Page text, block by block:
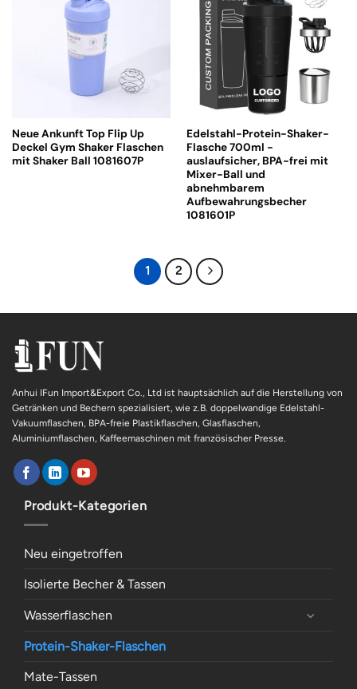
Neue Ankunft Top Flip Up
Deckel Gym Shaker Flaschen
mit Shaker Ball 1081607P
Edelstahl-Protein-Shaker-
Flasche 700ml -
auslaufsicher, BPA-frei mit
Mixer-Ball und
abnehmbarem
Aufbewahrungsbecher
1081601P
1 2
Anhui IFun Import&Export Co., Ltd ist hauptsächlich auf die Herstellung von
Getränken und Bechern spezialisiert, wie z.B. doppelwandige Edelstahl-
Vakuumflaschen, BPA-freie Plastikflaschen, Glasflaschen,
Aluminiumflaschen, Kaffeemaschinen mit französischer Presse.
Produkt-Kategorien
Neu eingetroffen
Isolierte Becher & Tassen
Wasserflaschen
Protein-Shaker-Flaschen
Mate-Tassen